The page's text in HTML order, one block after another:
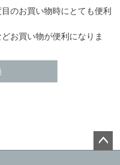
のお買い物時にとても便利
お買い物が便利になりま